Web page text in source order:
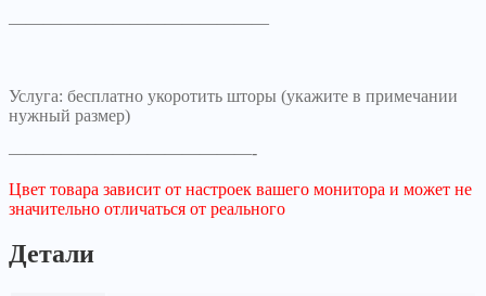
———————————————
Услуга: бесплатно укоротить шторы (укажите в примечании
нужный размер)
——————————————-
Цвет товара зависит от настроек вашего монитора и может не
значительно отличаться от реального
Детали